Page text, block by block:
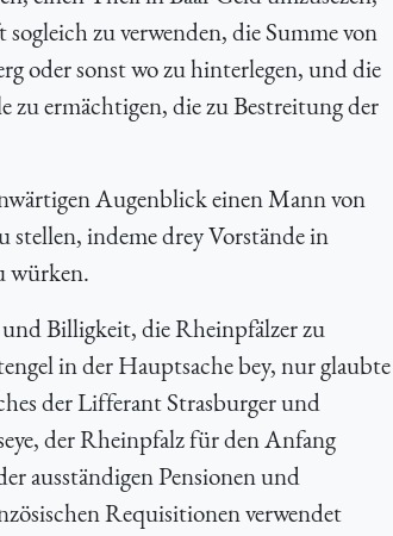
zu verwenden, die Summe von
oder sonst wo zu hinterlegen, und die
ermächtigen, die zu Bestreitung der
Augenblick einen Mann von
indeme drey Vorstände in
würken.
Billigkeit, die Rheinpfälzer zu
in der Hauptsache bey, nur glaubte
der Lifferant Strasburger und
der Rheinpfalz für den Anfang
ausständigen Pensionen und
Requisitionen verwendet